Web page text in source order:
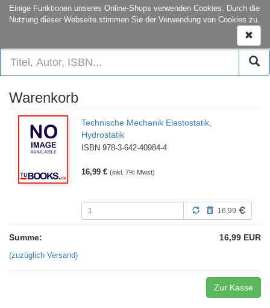
Einige Funktionen unseres Online-Shops verwenden Cookies. Durch die
Nutzung dieser Webseite stimmen Sie der Verwendung von Cookies zu.
onCampus:S1|03 +49 6151-16-22444
ein-/
Warenkorb
Technische Mechanik Elastostatik,
Hydrostatik
ISBN 978-3-642-40984-4
16,99 € (inkl. 7% Mwst)
16,99
Summe: 16,99 EUR
(zuzüglich Versand)
Zur Kasse